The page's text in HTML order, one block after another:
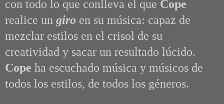
con todo lo que conlleva el que Cope
realice un giro en su música: capaz de
mezclar estilos en el crisol de su
creatividad y sacar un resultado lúcido.
Cope ha escuchado música y músicos de
todos los estilos, de todos los géneros.